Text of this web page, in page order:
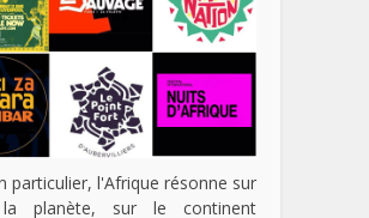
particulier, l'Afrique résonne sur
planète, sur le continent